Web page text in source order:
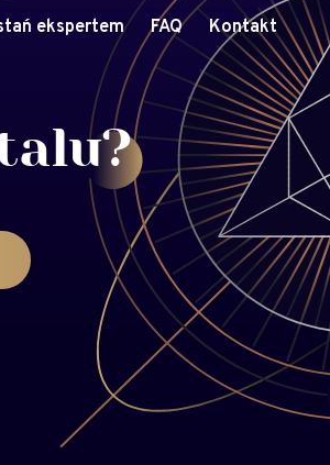
ekspertem FAQ Kontakt